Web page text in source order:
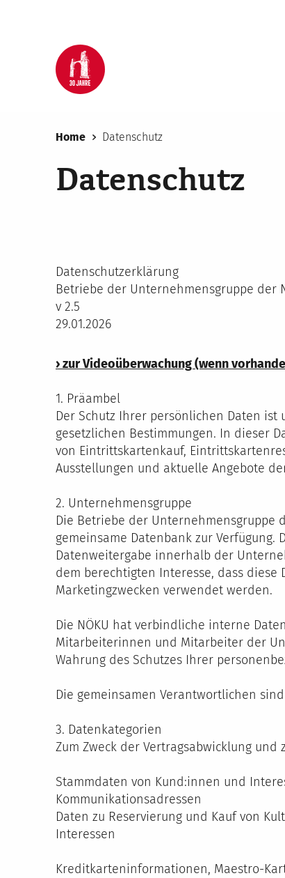
Home Datenschutz
Datenschutz
Datenschutzerklärung
Betriebe der Unternehmensgruppe der
v 2.5
29.01.2026
› zur Videoüberwachung (wenn
1. Präambel
Der Schutz Ihrer persönlichen Daten
gesetzlichen Bestimmungen. In dieser
von Eintrittskartenkauf,
Ausstellungen und aktuelle Angebote
2. Unternehmensgruppe
Die Betriebe der Unternehmensgruppe
gemeinsame Datenbank zur Verfügung.
Datenweitergabe innerhalb der
dem berechtigten Interesse, dass
Marketingzwecken verwendet werden.
Die NÖKU hat verbindliche interne
Mitarbeiterinnen und Mitarbeiter der
Wahrung des Schutzes Ihrer
Die gemeinsamen Verantwortlichen
3. Datenkategorien
Zum Zweck der Vertragsabwicklung
Stammdaten von Kund:innen und
Kommunikationsadressen
Daten zu Reservierung und Kauf von
Interessen
Kreditkarteninformationen, Maestro-